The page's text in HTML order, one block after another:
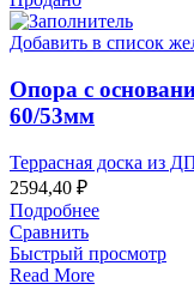
Добавить в список
Опора с
60/53мм
Террасная доска из
2594,40 ₽
Подробнее
Сравнить
Быстрый просмотр
Read More